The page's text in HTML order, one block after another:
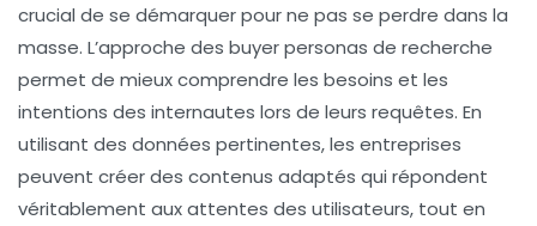
crucial de se démarquer pour ne pas se perdre dans la
masse. L’approche des buyer personas de recherche
permet de mieux comprendre les besoins et les
intentions des internautes lors de leurs requêtes. En
utilisant des données pertinentes, les entreprises
peuvent créer des contenus adaptés qui répondent
véritablement aux attentes des utilisateurs, tout en